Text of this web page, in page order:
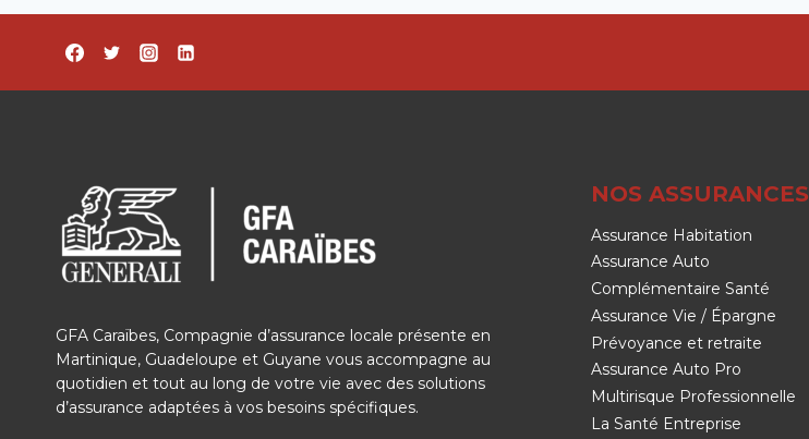
GFA Caraïbes, Compagnie d’assurance locale présente en
Martinique, Guadeloupe et Guyane vous accompagne au
quotidien et tout au long de votre vie avec des solutions
d’assurance adaptées à vos besoins spécifiques.
NOS ASSURANCES
Assurance Habitation
Assurance Auto
Complémentaire Santé
Assurance Vie / Épargne
Prévoyance et retraite
Assurance Auto Pro
Multirisque Professionnelle
La Santé Entreprise